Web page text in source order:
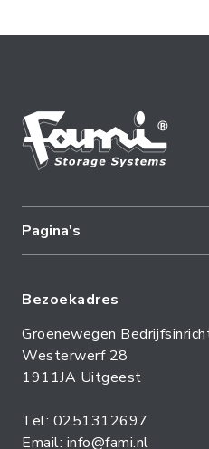
Pagina's
Bezoekadres
Groenewegen
Westerwerf 28
1911JA Uitgeest
Tel: 0251312697
Email: info@fami.nl